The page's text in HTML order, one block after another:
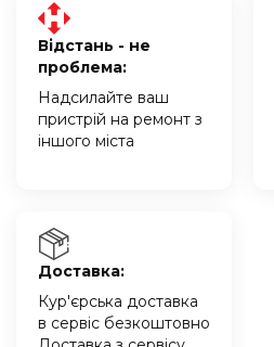
Відстань - не
проблема:
Надсилайте ваш
пристрій на ремонт з
іншого міста
Доставка:
Кур'єрська доставка
в сервіс безкоштовно